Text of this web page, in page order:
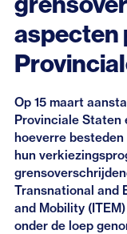
Interviews
Eerdere
aspecten
Op 15 maart
Provinciale Staten
hoeverre
hun
Transnational and
and Mobility
onder de loep